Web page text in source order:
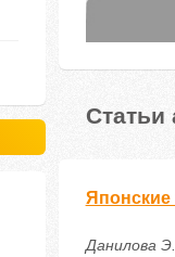
Статьи
Японские
Данилова